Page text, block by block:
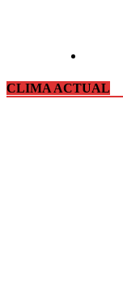
CLIMA ACTUAL